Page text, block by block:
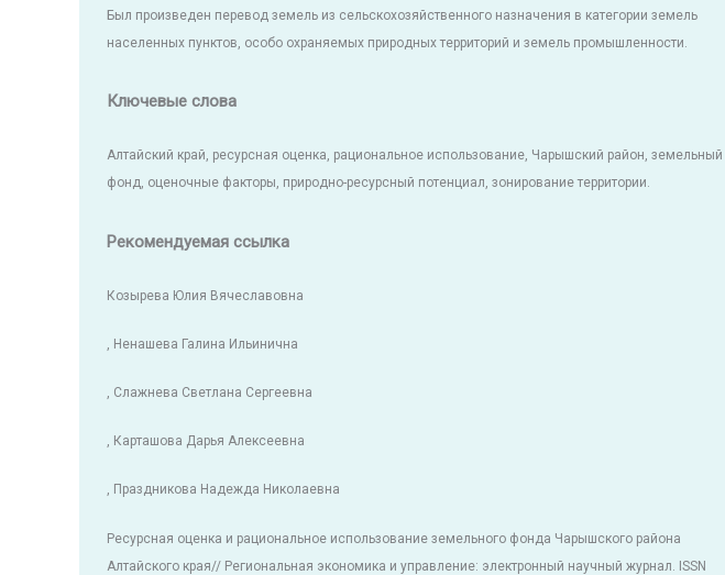
Был произведен перевод земель из сельскохозяйственного назначения в категории земель
населенных пунктов, особо охраняемых природных территорий и земель промышленности.
Ключевые слова
Алтайский край, ресурсная оценка, рациональное использование, Чарышский район, земельный
фонд, оценочные факторы, природно-ресурсный потенциал, зонирование территории.
Рекомендуемая ссылка
Козырева Юлия Вячеславовна
, Ненашева Галина Ильинична
, Слажнева Светлана Сергеевна
, Карташова Дарья Алексеевна
, Праздникова Надежда Николаевна
Ресурсная оценка и рациональное использование земельного фонда Чарышского района
Алтайского края// Региональная экономика и управление: электронный научный журнал. ISSN